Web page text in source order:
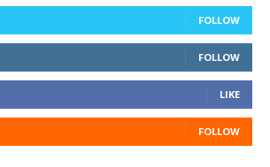
FOLLOW
FOLLOW
LIKE
FOLLOW